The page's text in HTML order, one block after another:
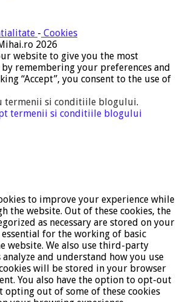
- Cookies
2026
website to give you the most
remembering your preferences and
“Accept”, you consent to the use of
termenii si conditiile blogului.
termenii si conditiile blogului
to improve your experience while
the website. Out of these cookies, the
as necessary are stored on your
for the working of basic
website. We also use third-party
and understand how you use
will be stored in your browser
You also have the option to opt-out
opting out of some of these cookies